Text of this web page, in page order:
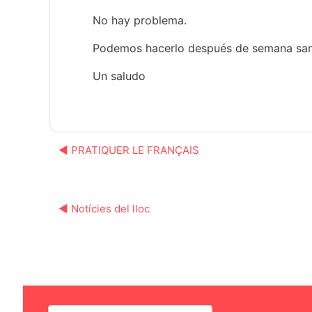
No hay problema.
Podemos hacerlo después de semana
Un saludo
◀︎ PRATIQUER LE FRANÇAIS
◀︎ Notícies del lloc